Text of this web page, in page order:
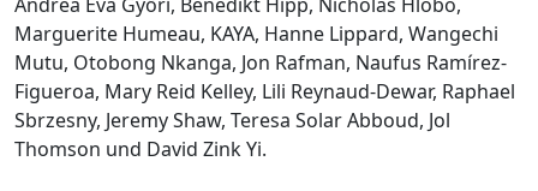
Marguerite Humeau, KAYA, Hanne Lippard, Wangechi
Mutu, Otobong Nkanga, Jon Rafman, Naufus Ramírez-
Figueroa, Mary Reid Kelley, Lili Reynaud-Dewar, Raphael
Sbrzesny, Jeremy Shaw, Teresa Solar Abboud, Jol
Thomson und David Zink Yi.